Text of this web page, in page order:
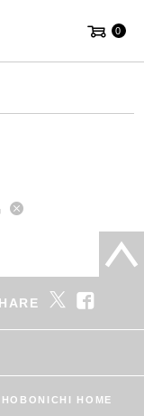
0
HOBONICHI HOME